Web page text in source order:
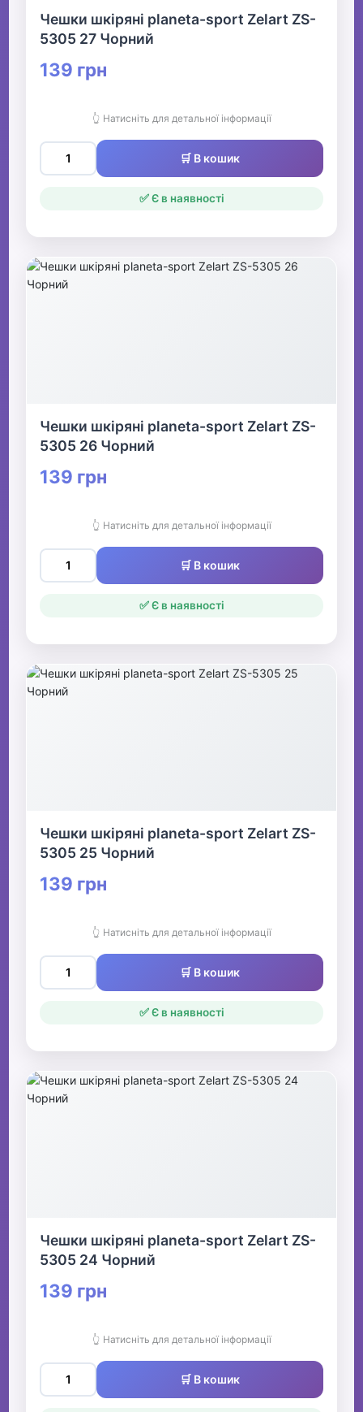
Чешки шкіряні planeta-sport Zelart ZS-
5305 27 Чорний
139 грн
👆 Натисніть для детальної інформації
🛒 В кошик
✅ Є в наявності
Чешки шкіряні planeta-sport Zelart ZS-
5305 26 Чорний
139 грн
👆 Натисніть для детальної інформації
🛒 В кошик
✅ Є в наявності
Чешки шкіряні planeta-sport Zelart ZS-
5305 25 Чорний
139 грн
👆 Натисніть для детальної інформації
🛒 В кошик
✅ Є в наявності
Чешки шкіряні planeta-sport Zelart ZS-
5305 24 Чорний
139 грн
👆 Натисніть для детальної інформації
🛒 В кошик